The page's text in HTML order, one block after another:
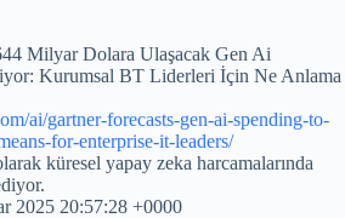
Milyar Dolara Ulaşacak Gen Ai
Kurumsal BT Liderleri İçin Ne Anlama
ai/gartner-forecasts-gen-ai-spending-to-
for-enterprise-it-leaders/
küresel yapay zeka harcamalarında
2025 20:57:28 +0000